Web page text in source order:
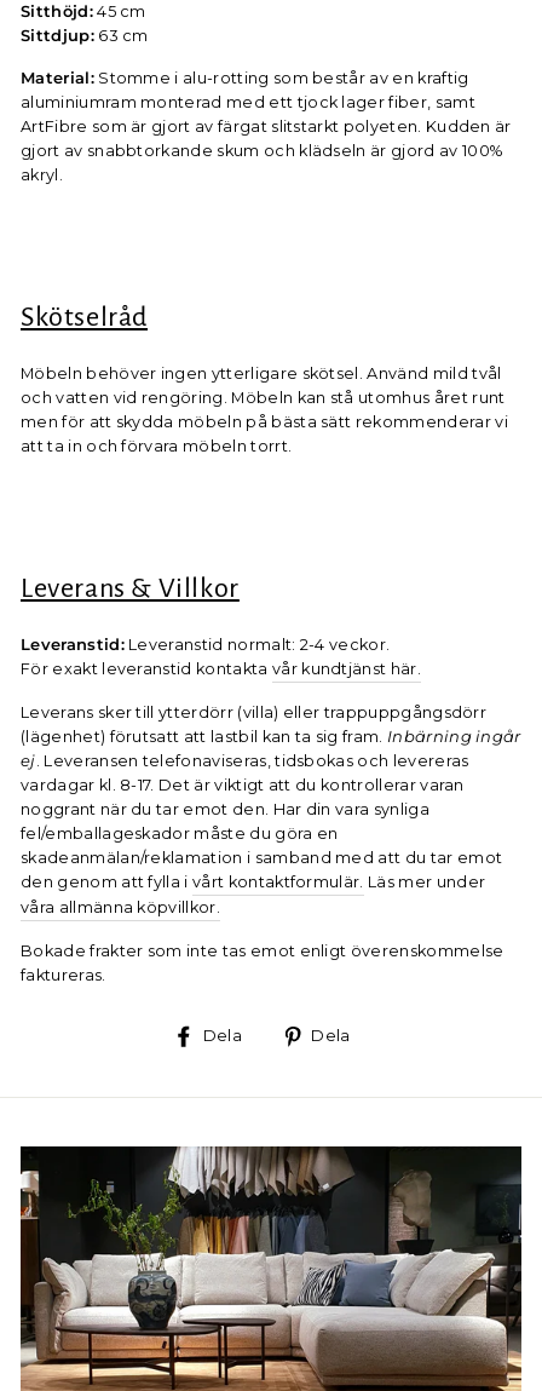
Sitthöjd:45 cm
Sittdjup:63 cm
Material: Stomme i alu-rotting som består av en kraftig
aluminiumram monterad med ett tjock lager fiber, samt
ArtFibre som är gjort av färgat slitstarkt polyeten. Kudden är
gjort av snabbtorkande skum och klädseln är gjord av 100%
akryl.
Skötselråd
Möbeln behöver ingen ytterligare skötsel. Använd mild tvål
och vatten vid rengöring. Möbeln kan stå utomhus året runt
men för att skydda möbeln på bästa sätt rekommenderar vi
att ta in och förvara möbeln torrt.
Leverans & Villkor
Leveranstid:Leveranstid normalt: 2-4 veckor.
För exakt leveranstid kontakta vår kundtjänst här.
Leverans sker till ytterdörr (villa) eller trappuppgångsdörr
(lägenhet) förutsatt att lastbil kan ta sig fram. Inbärning ingår
ej . Leveransen telefonaviseras, tidsbokas och levereras
vardagar kl. 8-17. Det är viktigt att du kontrollerar varan
noggrant när du tar emot den. Har din vara synliga
fel/emballageskador måste du göra en
skadeanmälan/reklamation i samband med att du tar emot
den genom att fylla i vårt kontaktformulär. Läs mer under
våra allmänna köpvillkor.
Bokade frakter som inte tas emot enligt överenskommelse
faktureras.
Dela
Dela
Dela